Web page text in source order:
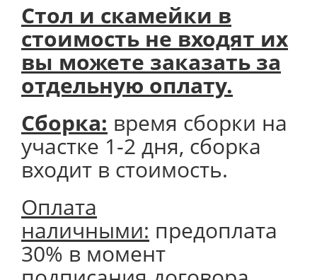
Стол и скамейки в
стоимость не входят их
вы можете заказать за
отдельную оплату.
Сборка: время сборки на
участке 1-2 дня, сборка
входит в стоимость.
Оплата
наличными: предоплата
30% в момент